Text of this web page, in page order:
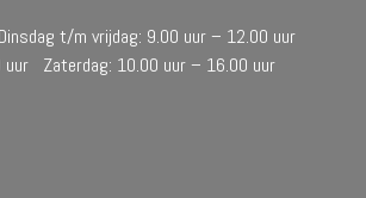
t/m vrijdag: 9.00 uur – 12.00 uur
uur Zaterdag: 10.00 uur – 16.00 uur